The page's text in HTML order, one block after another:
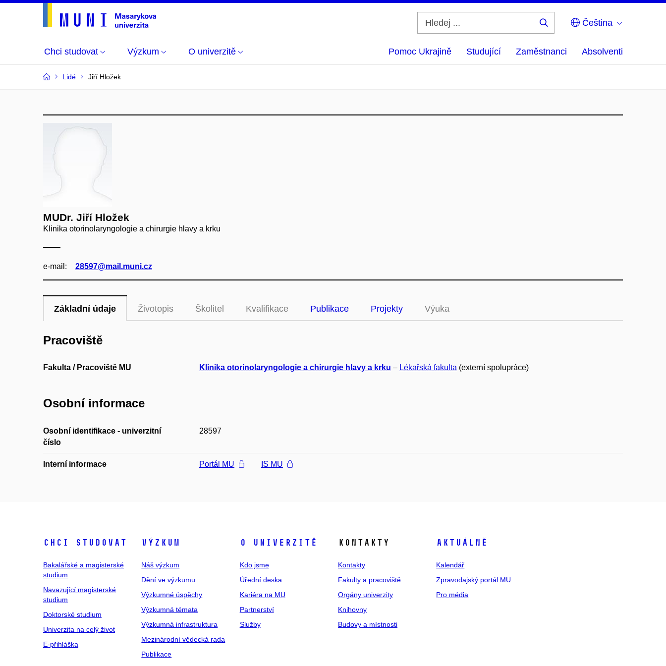
Čeština
Chci studovat Výzkum O univerzitě Pomoc Ukrajině Studující Zaměstnanci Absolventi
Lidé Jiří Hložek
MUDr. Jiří Hložek
Klinika otorinolaryngologie a chirurgie hlavy a krku
e‑mail: 28597@mail.muni.cz
Základní údaje Životopis Školitel Kvalifikace Publikace Projekty Výuka
Pracoviště
Fakulta / Pracoviště MU Klinika otorinolaryngologie a chirurgie hlavy a krku – Lékařská fakulta (externí spolupráce)
Osobní informace
Osobní identifikace - univerzitní
číslo
28597
Interní informace Portál MU IS MU
Chci studovat
Bakalářské a magisterské
studium
Navazující magisterské
studium
Doktorské studium
Univerzita na celý život
E-přihláška
Výzkum
Náš výzkum
Dění ve výzkumu
Výzkumné úspěchy
Výzkumná témata
Výzkumná infrastruktura
Mezinárodní vědecká rada
Publikace
O univerzitě
Kdo jsme
Úřední deska
Kariéra na MU
Partnerství
Služby
Kontakty
Kontakty
Fakulty a pracoviště
Orgány univerzity
Knihovny
Budovy a místnosti
Aktuálně
Kalendář
Zpravodajský portál MU
Pro média